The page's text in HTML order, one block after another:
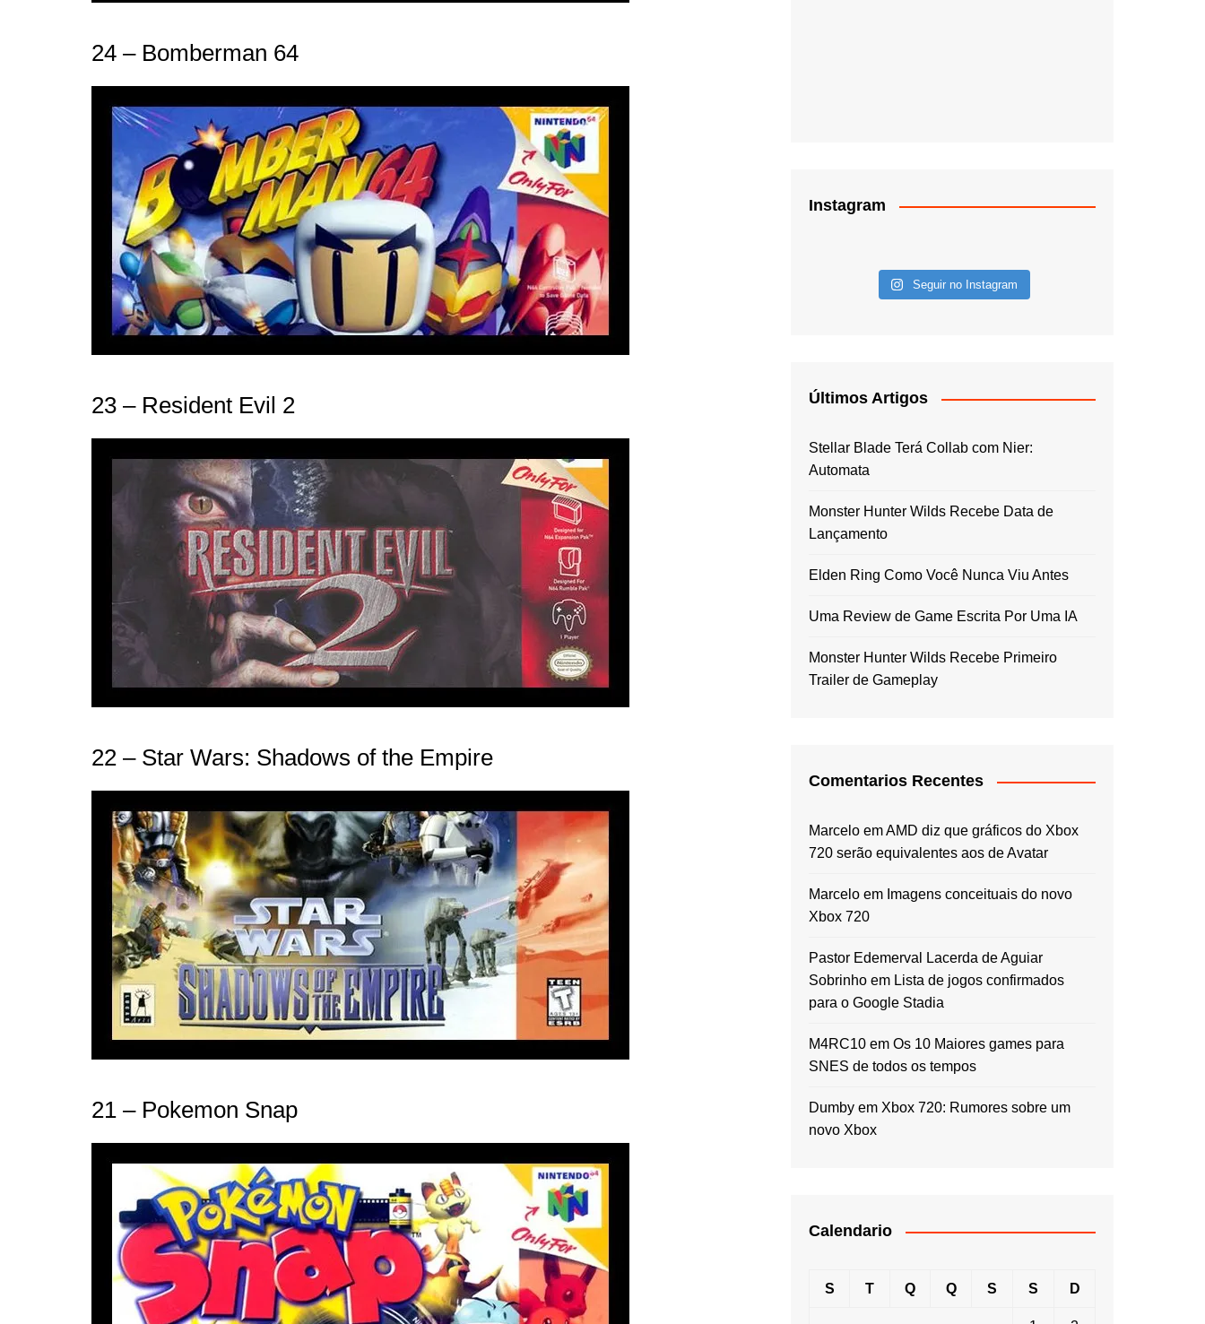
24 – Bomberman 64
23 – Resident Evil 2
22 – Star Wars: Shadows of the Empire
21 – Pokemon Snap
Instagram
Seguir no Instagram
Últimos Artigos
Stellar Blade Terá Collab com Nier:
Automata
Monster Hunter Wilds Recebe Data de
Lançamento
Elden Ring Como Você Nunca Viu Antes
Uma Review de Game Escrita Por Uma IA
Monster Hunter Wilds Recebe Primeiro
Trailer de Gameplay
Comentarios Recentes
Marcelo emAMD diz que gráficos do Xbox
720 serão equivalentes aos de Avatar
Marcelo em Imagens conceituais do novo
Xbox 720
Pastor Edemerval Lacerda de Aguiar
Sobrinho em Lista de jogos confirmados
para o Google Stadia
M4RC10 em Os 10 Maiores games para
SNES de todos os tempos
Dumby em Xbox 720: Rumores sobre um
novo Xbox
Calendario
S T Q Q S S D